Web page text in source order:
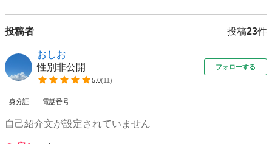
投稿者 投稿23件
おしお
性別非公開
5.0(11)
フォローする
身分証 電話番号
自己紹介文が設定されていません